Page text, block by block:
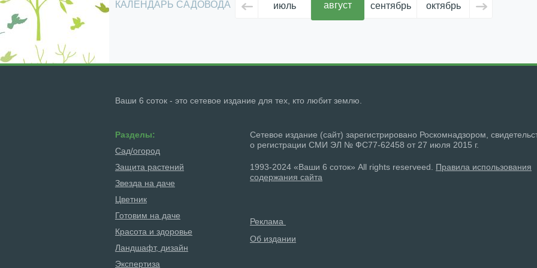
КАЛЕНДАРЬ САДОВОДА июль август сентябрь октябрь ноябрь
Ваши 6 соток - это сетевое издание для тех, кто любит землю.
Разделы:
Сад/огород
Защита растений
Звезда на даче
Цветник
Готовим на даче
Красота и здоровье
Ландшафт, дизайн
Экспертиза
Сетевое издание (сайт) зарегистрировано Роскомнадзором,
о регистрации СМИ ЭЛ № ФС77-62458 от 27 июля 2015 г.
1993-2024 «Ваши 6 соток» All rights reserveed. Правила использования
содержания сайта
Реклама
Об издании